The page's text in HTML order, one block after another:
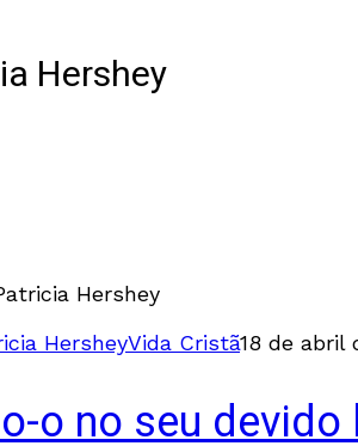
Hershey
Hershey
HersheyVida Cristã18 de abril
o no seu devido